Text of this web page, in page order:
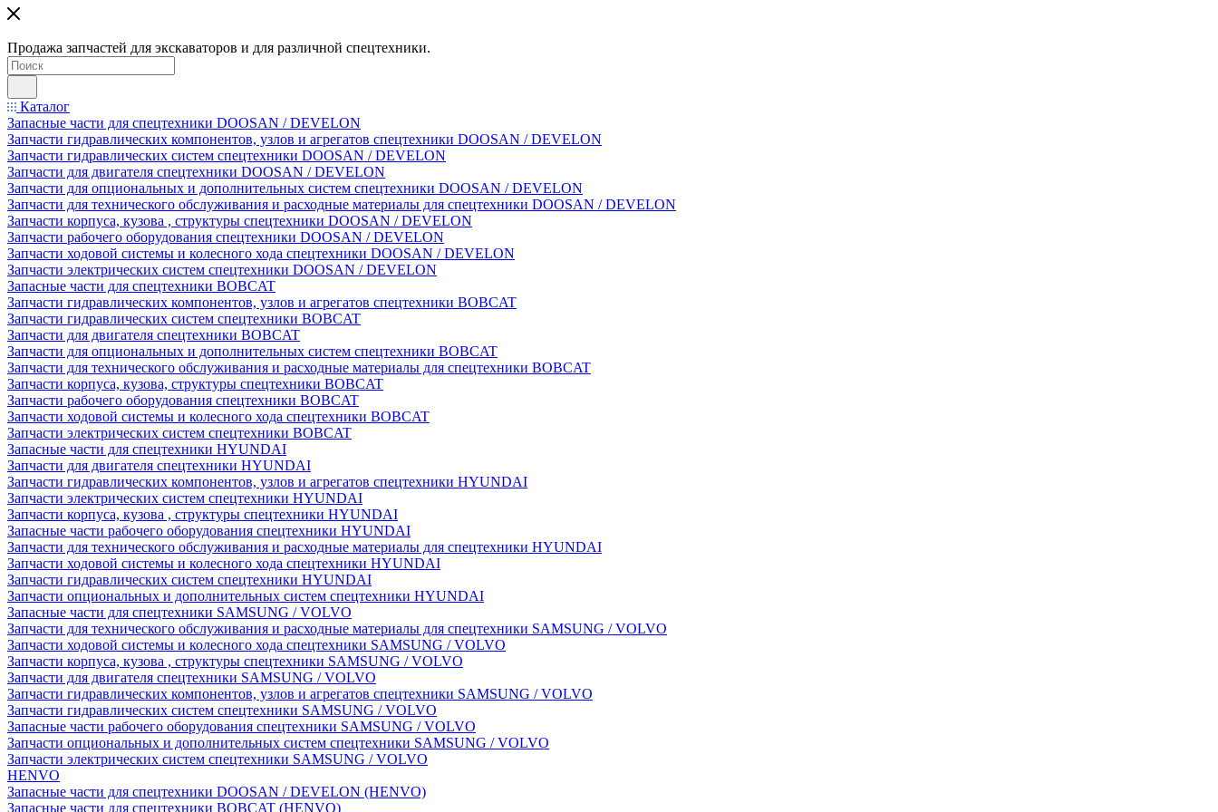
Продажа запчастей для экскаваторов и для различной спецтехники.
Каталог
Запасные части для спецтехники DOOSAN / DEVELON
Запчасти гидравлических компонентов, узлов и агрегатов спецтехники DOOSAN / DEVELON
Запчасти гидравлических систем спецтехники DOOSAN / DEVELON
Запчасти для двигателя спецтехники DOOSAN / DEVELON
Запчасти для опциональных и дополнительных систем спецтехники DOOSAN / DEVELON
Запчасти для технического обслуживания и расходные материалы для спецтехники DOOSAN / DEVELON
Запчасти корпуса, кузова , структуры спецтехники DOOSAN / DEVELON
Запчасти рабочего оборудования спецтехники DOOSAN / DEVELON
Запчасти ходовой системы и колесного хода спецтехники DOOSAN / DEVELON
Запчасти электрических систем спецтехники DOOSAN / DEVELON
Запасные части для спецтехники BOBCAT
Запчасти гидравлических компонентов, узлов и агрегатов спецтехники BOBCAT
Запчасти гидравлических систем спецтехники BOBCAT
Запчасти для двигателя спецтехники BOBCAT
Запчасти для опциональных и дополнительных систем спецтехники BOBCAT
Запчасти для технического обслуживания и расходные материалы для спецтехники BOBCAT
Запчасти корпуса, кузова, структуры спецтехники BOBCAT
Запчасти рабочего оборудования спецтехники BOBCAT
Запчасти ходовой системы и колесного хода спецтехники BOBCAT
Запчасти электрических систем спецтехники BOBCAT
Запасные части для спецтехники HYUNDAI
Запчасти для двигателя спецтехники HYUNDAI
Запчасти гидравлических компонентов, узлов и агрегатов спецтехники HYUNDAI
Запчасти электрических систем спецтехники HYUNDAI
Запчасти корпуса, кузова , структуры спецтехники HYUNDAI
Запасные части рабочего оборудования спецтехники HYUNDAI
Запчасти для технического обслуживания и расходные материалы для спецтехники HYUNDAI
Запчасти ходовой системы и колесного хода спецтехники HYUNDAI
Запчасти гидравлических систем спецтехники HYUNDAI
Запчасти опциональных и дополнительных систем спецтехники HYUNDAI
Запасные части для спецтехники SAMSUNG / VOLVO
Запчасти для технического обслуживания и расходные материалы для спецтехники SAMSUNG / VOLVO
Запчасти ходовой системы и колесного хода спецтехники SAMSUNG / VOLVO
Запчасти корпуса, кузова , структуры спецтехники SAMSUNG / VOLVO
Запчасти для двигателя спецтехники SAMSUNG / VOLVO
Запчасти гидравлических компонентов, узлов и агрегатов спецтехники SAMSUNG / VOLVO
Запчасти гидравлических систем спецтехники SAMSUNG / VOLVO
Запасные части рабочего оборудования спецтехники SAMSUNG / VOLVO
Запчасти опциональных и дополнительных систем спецтехники SAMSUNG / VOLVO
Запчасти электрических систем спецтехники SAMSUNG / VOLVO
HENVO
Запасные части для спецтехники DOOSAN / DEVELON (HENVO)
Запасные части для спецтехники BOBCAT (HENVO)